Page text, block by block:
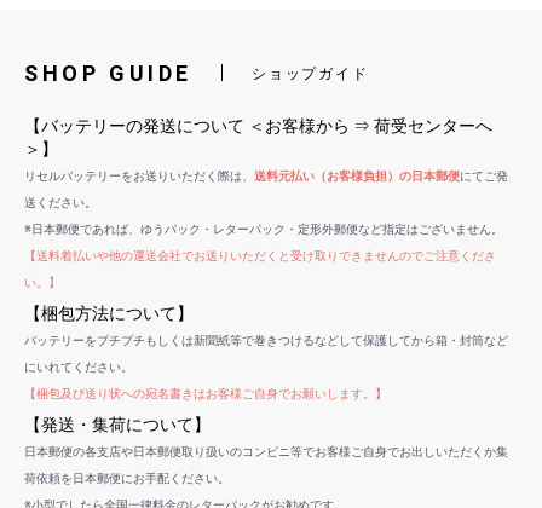
SHOP GUIDE ショップガイド
【バッテリーの発送について ＜お客様から ⇒ 荷受センターへ
＞】
リセルバッテリーをお送りいただく際は、 送料元払い（お客様負担）の日本郵便にてご発
送ください。
※日本郵便であれば、ゆうパック・レターパック・定形外郵便など指定はございません。
【送料着払いや他の運送会社でお送りいただくと受け取りできませんのでご注意くださ
い。】
【梱包方法について】
バッテリーをプチプチもしくは新聞紙等で巻きつけるなどして保護してから箱・封筒など
にいれてください。
【梱包及び送り状への宛名書きはお客様ご自身でお願いします。】
【発送・集荷について】
日本郵便の各支店や日本郵便取り扱いのコンビニ等でお客様ご自身でお出しいただくか集
荷依頼を日本郵便にお手配ください。
※小型でしたら全国一律料金のレターパックがお勧めです。